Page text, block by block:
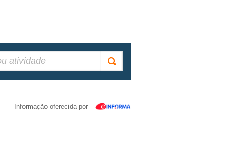
Informação oferecida por